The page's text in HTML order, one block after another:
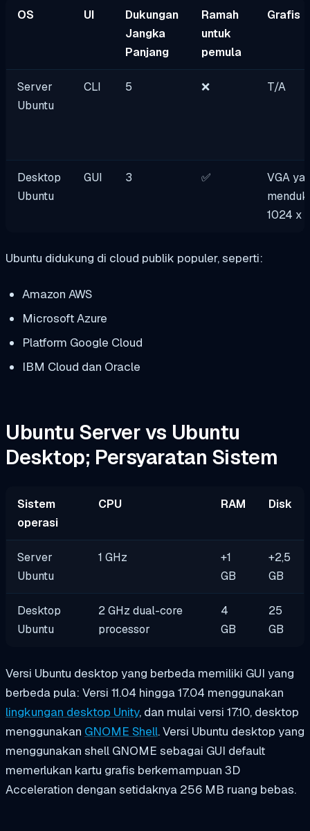
OS UI
Dukungan
Jangka
Panjang
Ramah
untuk
pemula
Grafis
Server
Ubuntu
CLI 5 ❌ T/A
Desktop
Ubuntu
GUI 3 ✅
VGA
1024 x
Ubuntu didukung di cloud publik populer, seperti:
Amazon AWS
Microsoft Azure
Platform Google Cloud
IBM Cloud dan Oracle
Ubuntu Server vs Ubuntu
Desktop; Persyaratan Sistem
Sistem
operasi
CPU RAM Disk
Server
Ubuntu
1 GHz
+1
GB
+2,5
GB
Desktop
Ubuntu
2 GHz dual-core
processor
4
GB
25
GB
Versi Ubuntu desktop yang berbeda memiliki GUI yang
berbeda pula: Versi 11.04 hingga 17.04 menggunakan
lingkungan desktop Unity, dan mulai versi 17.10, desktop
menggunakan GNOME Shell. Versi Ubuntu desktop yang
menggunakan shell GNOME sebagai GUI default
memerlukan kartu grafis berkemampuan 3D
Acceleration dengan setidaknya 256 MB ruang bebas.